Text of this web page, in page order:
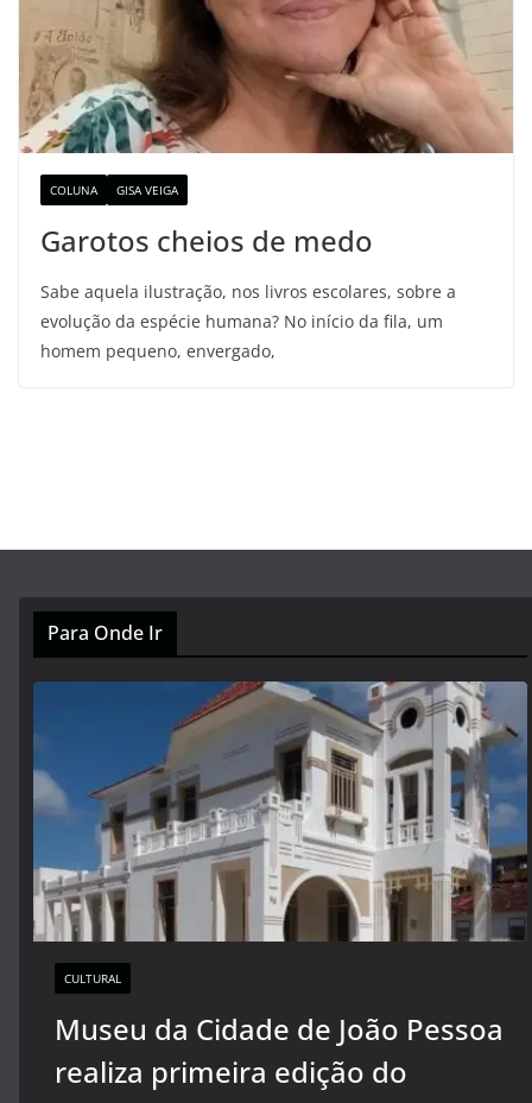
COLUNA GISA VEIGA
Garotos cheios de medo
Sabe aquela ilustração, nos livros escolares, sobre a
evolução da espécie humana? No início da fila, um
homem pequeno, envergado,
Para Onde Ir
CULTURAL
Museu da Cidade de João Pessoa
realiza primeira edição do